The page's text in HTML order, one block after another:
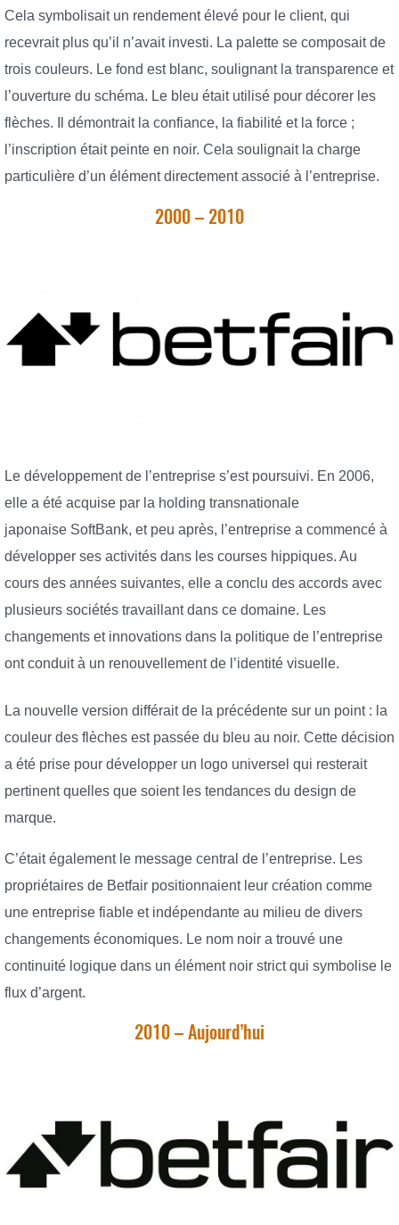
Cela symbolisait un rendement élevé pour le client, qui
recevrait plus qu’il n’avait investi. La palette se composait de
trois couleurs. Le fond est blanc, soulignant la transparence et
l’ouverture du schéma. Le bleu était utilisé pour décorer les
flèches. Il démontrait la confiance, la fiabilité et la force ;
l’inscription était peinte en noir. Cela soulignait la charge
particulière d’un élément directement associé à l’entreprise.
2000 – 2010
Le développement de l’entreprise s’est poursuivi. En 2006,
elle a été acquise par la holding transnationale
japonaise SoftBank, et peu après, l’entreprise a commencé à
développer ses activités dans les courses hippiques. Au
cours des années suivantes, elle a conclu des accords avec
plusieurs sociétés travaillant dans ce domaine. Les
changements et innovations dans la politique de l’entreprise
ont conduit à un renouvellement de l’identité visuelle.
La nouvelle version différait de la précédente sur un point : la
couleur des flèches est passée du bleu au noir. Cette décision
a été prise pour développer un logo universel qui resterait
pertinent quelles que soient les tendances du design de
marque.
C’était également le message central de l’entreprise. Les
propriétaires de Betfair positionnaient leur création comme
une entreprise fiable et indépendante au milieu de divers
changements économiques. Le nom noir a trouvé une
continuité logique dans un élément noir strict qui symbolise le
flux d’argent.
2010 – Aujourd’hui